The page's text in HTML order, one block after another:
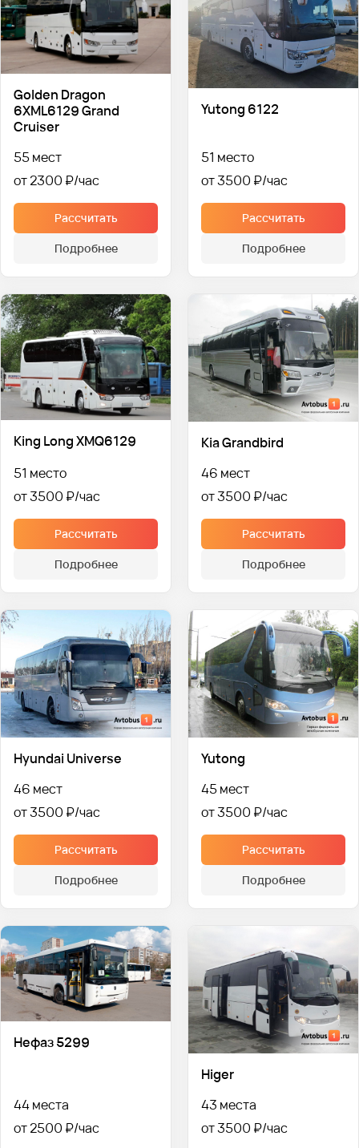
Golden Dragon
6XML6129 Grand
Cruiser
55 мест
от 2300 ₽
Рассчитать
Подробнее
Yutong 6122
51 место
от 3500 ₽
Рассчитать
Подробнее
King Long XMQ6129
51 место
от 3500 ₽
Рассчитать
Подробнее
Kia Grandbird
46 мест
от 3500 ₽
Рассчитать
Подробнее
Hyundai Universe
46 мест
от 3500 ₽
Рассчитать
Подробнее
Yutong
45 мест
от 3500 ₽
Рассчитать
Подробнее
Нефаз 5299
44 места
от 2500 ₽
Higer
43 места
от 3500 ₽